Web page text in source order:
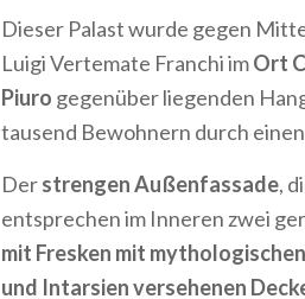
Dieser Palast wurde gegen
Luigi Vertemate Franchi imOrt
Piuro gegenüber liegenden
tausend Bewohnern durch
Derstrengen Außenfassade,
entsprechen im Inneren zwei
mit Fresken mit
und Intarsien versehenen